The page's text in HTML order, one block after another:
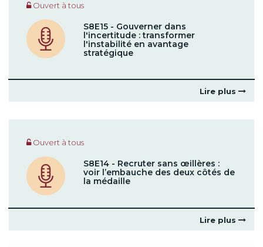
Ouvert à tous
S8E15 - Gouverner dans
l'incertitude : transformer
l'instabilité en avantage
stratégique
Lire plus
Ouvert à tous
S8E14 - Recruter sans œillères :
voir l’embauche des deux côtés de
la médaille
Lire plus